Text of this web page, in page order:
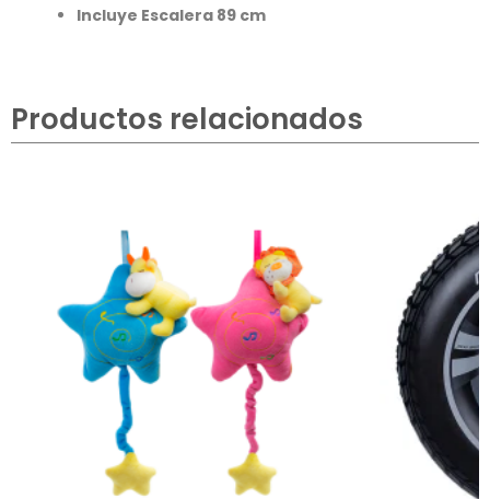
Incluye Escalera 89 cm
Productos relacionados